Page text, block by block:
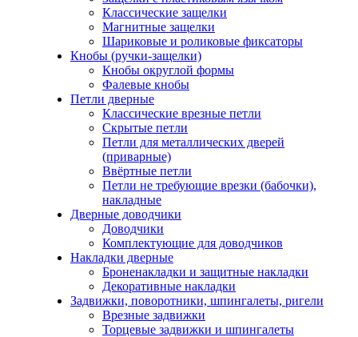
Классические защелки
Магнитные защелки
Шариковые и роликовые фиксаторы
Кнобы (ручки-защелки)
Кнобы округлой формы
Фалевые кнобы
Петли дверные
Классические врезные петли
Скрытые петли
Петли для металлических дверей
(приварные)
Ввёртные петли
Петли не требующие врезки (бабочки),
накладные
Дверные доводчики
Доводчики
Комплектующие для доводчиков
Накладки дверные
Броненакладки и защитные накладки
Декоративные накладки
Задвижки, поворотники, шпингалеты, ригели
Врезные задвижки
Торцевые задвижки и шпингалеты